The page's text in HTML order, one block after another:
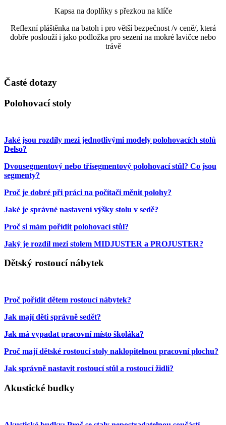
Kapsa na doplňky s přezkou na klíče
Reflexní pláštěnka na batoh i pro větší bezpečnost /v ceně/, která
dobře poslouží i jako podložka pro sezení na mokré lavičce nebo
trávě
Časté dotazy
Polohovací stoly
Jaké jsou rozdíly mezi jednotlivými modely polohovacích stolů
Delso?
Dvousegmentový nebo třísegmentový polohovací stůl? Co jsou
segmenty?
Proč je dobré při práci na počítači měnit polohy?
Jaké je správné nastavení výšky stolu v sedě?
Proč si mám pořídit polohovací stůl?
Jaký je rozdíl mezi stolem MIDJUSTER a PROJUSTER?
Dětský rostoucí nábytek
Proč pořídit dětem rostoucí nábytek?
Jak mají děti správně sedět?
Jak má vypadat pracovní místo školáka?
Proč mají dětské rostoucí stoly naklopitelnou pracovní plochu?
Jak správně nastavit rostoucí stůl a rostoucí židli?
Akustické budky